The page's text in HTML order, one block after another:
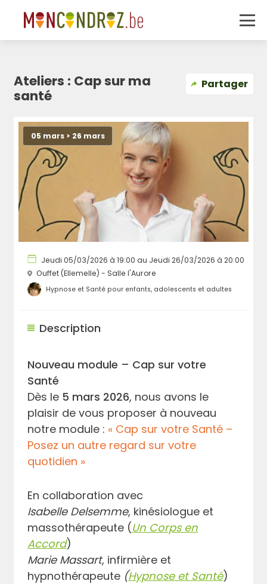
Ateliers : Cap sur ma
santé
Partager
05 mars > 26 mars
Jeudi 05/03/2026 à 19:00 au Jeudi 26/03/2026 à 20:00
Ouffet (Ellemelle) - Salle l'Aurore
Hypnose et Santé pour enfants, adolescents et adultes
Description
Nouveau module – Cap sur votre
Santé
Dès le 5 mars 2026, nous avons le
plaisir de vous proposer à nouveau
notre module : « Cap sur votre Santé –
Posez un autre regard sur votre
quotidien »
En collaboration avec
Isabelle Delsemme, kinésiologue et
massothérapeute (Un Corps en
Accord)
Marie Massart, infirmière et
hypnothérapeute (Hypnose et Santé)